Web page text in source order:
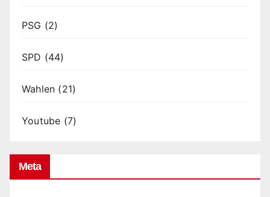
PSG (2)
SPD (44)
Wahlen (21)
Youtube (7)
Meta